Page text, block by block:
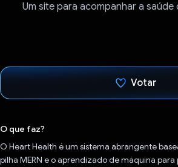
Um site para acompanhar a
Votar
O que faz?
O Heart Health é um sistema abrangente
pilha MERN e o aprendizado de máquina